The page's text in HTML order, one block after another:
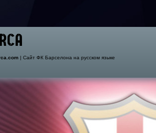
| Сайт ФК Барселона на русском языке